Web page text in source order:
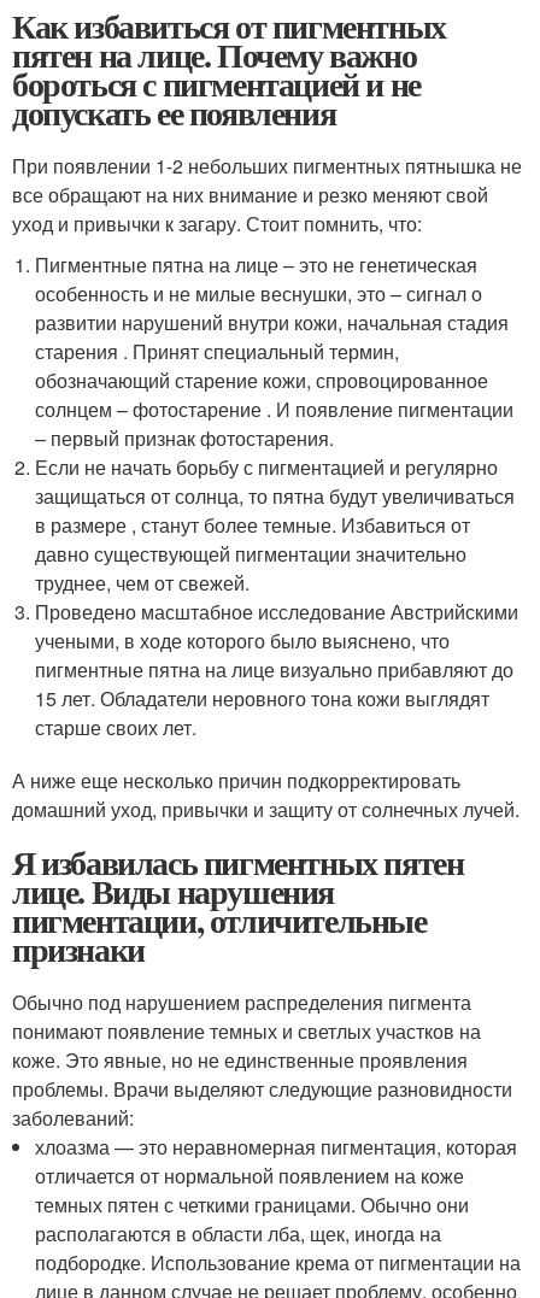
Как избавиться от пигментных
пятен на лице. Почему важно
бороться с пигментацией и не
допускать ее появления
При появлении 1-2 небольших пигментных пятнышка не
все обращают на них внимание и резко меняют свой
уход и привычки к загару. Стоит помнить, что:
Пигментные пятна на лице – это не генетическая
особенность и не милые веснушки, это – сигнал о
развитии нарушений внутри кожи, начальная стадия
старения . Принят специальный термин,
обозначающий старение кожи, спровоцированное
солнцем – фотостарение . И появление пигментации
– первый признак фотостарения.
Если не начать борьбу с пигментацией и регулярно
защищаться от солнца, то пятна будут увеличиваться
в размере , станут более темные. Избавиться от
давно существующей пигментации значительно
труднее, чем от свежей.
Проведено масштабное исследование Австрийскими
учеными, в ходе которого было выяснено, что
пигментные пятна на лице визуально прибавляют до
15 лет. Обладатели неровного тона кожи выглядят
старше своих лет.
А ниже еще несколько причин подкорректировать
домашний уход, привычки и защиту от солнечных лучей.
Я избавилась пигментных пятен
лице. Виды нарушения
пигментации, отличительные
признаки
Обычно под нарушением распределения пигмента
понимают появление темных и светлых участков на
коже. Это явные, но не единственные проявления
проблемы. Врачи выделяют следующие разновидности
заболеваний:
хлоазма — это неравномерная пигментация, которая
отличается от нормальной появлением на коже
темных пятен с четкими границами. Обычно они
располагаются в области лба, щек, иногда на
подбородке. Использование крема от пигментации на
лице в данном случае не решает проблему, особенно